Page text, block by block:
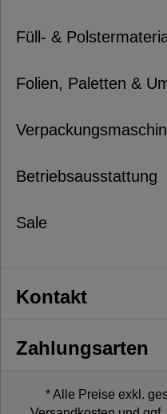
Kontakt
Füll- &
Folien, Paletten &
Betriebsausstattung
Sale
Zahlungsarten
* Alle Preise exkl.